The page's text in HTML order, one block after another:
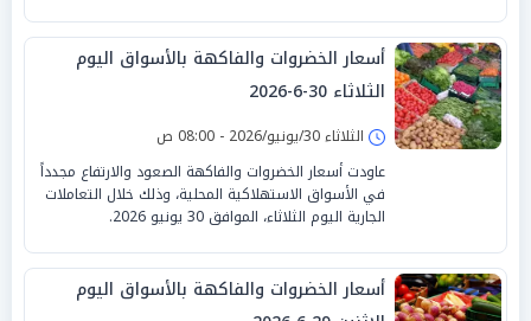
أسعار الخضروات والفاكهة بالأسواق اليوم
الثلاثاء 30-6-2026
الثلاثاء 30/يونيو/2026 - 08:00 ص
عاودت أسعار الخضروات والفاكهة الصعود والارتفاع مجدداً
في الأسواق الاستهلاكية المحلية، وذلك خلال التعاملات
الجارية اليوم الثلاثاء، الموافق 30 يونيو 2026.
أسعار الخضروات والفاكهة بالأسواق اليوم